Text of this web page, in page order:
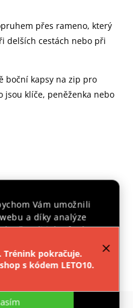
Vám umožnili
a díky analýze
jeho funkce,
pokračuje.
s kódem LETO10.
přes rameno, který
delších cestách nebo při
boční kapsy na zip pro
klíče, peněženka nebo